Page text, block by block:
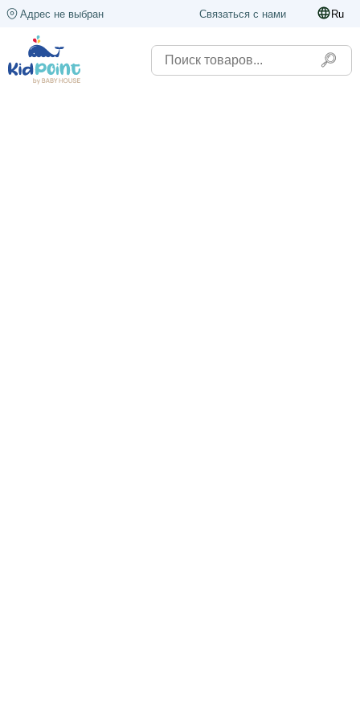
Адрес не выбран Связаться с нами Ru